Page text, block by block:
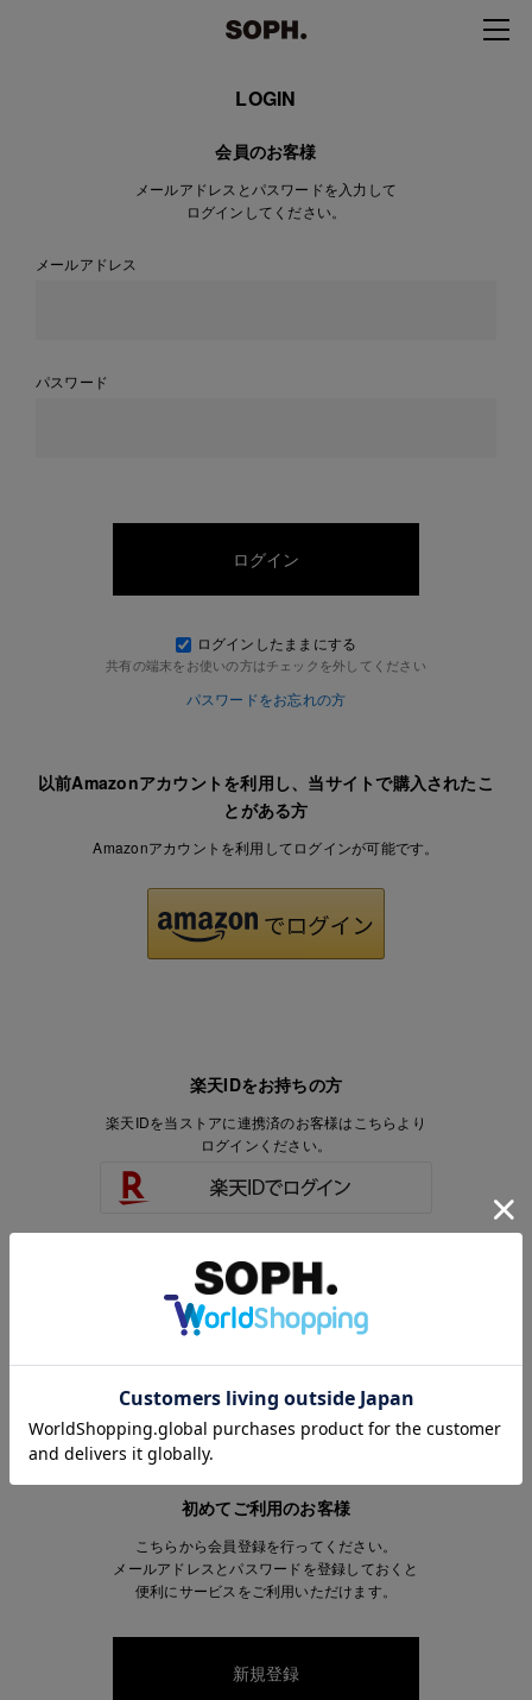
LOGIN
会員のお客様
メールアドレスとパスワードを入力して
ログインしてください。
メールアドレス
パスワード
ログインしたままにする
共有の端末をお使いの方はチェックを外してください
パスワードをお忘れの方
以前Amazonアカウントを利用し、当サイトで購入されたこ
とがある方
Amazonアカウントを利用してログインが可能です。
楽天IDをお持ちの方
楽天IDを当ストアに連携済のお客様はこちらより
ログインください。
楽天IDをお持ちで、当ストアのアカウントを
お持ちでないお客様はこちらより
会員登録いただけます。
初めてご利用のお客様
こちらから会員登録を行ってください。
メールアドレスとパスワードを登録しておくと
便利にサービスをご利用いただけます。